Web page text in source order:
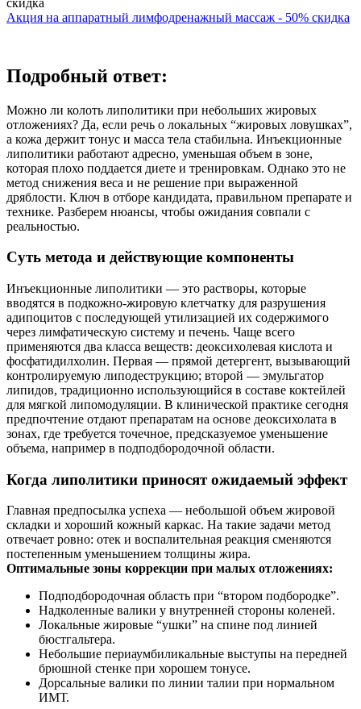
Акция на аппаратный лимфодренажный массаж - 50% скидка
Подробный ответ:
Можно ли колоть липолитики при небольших жировых
отложениях? Да, если речь о локальных “жировых ловушках”,
а кожа держит тонус и масса тела стабильна. Инъекционные
липолитики работают адресно, уменьшая объем в зоне,
которая плохо поддается диете и тренировкам. Однако это не
метод снижения веса и не решение при выраженной
дряблости. Ключ в отборе кандидата, правильном препарате и
технике. Разберем нюансы, чтобы ожидания совпали с
реальностью.
Суть метода и действующие компоненты
Инъекционные липолитики — это растворы, которые
вводятся в подкожно‑жировую клетчатку для разрушения
адипоцитов с последующей утилизацией их содержимого
через лимфатическую систему и печень. Чаще всего
применяются два класса веществ: деоксихолевая кислота и
фосфатидилхолин. Первая — прямой детергент, вызывающий
контролируемую липодеструкцию; второй — эмульгатор
липидов, традиционно использующийся в составе коктейлей
для мягкой липомодуляции. В клинической практике сегодня
предпочтение отдают препаратам на основе деоксихолата в
зонах, где требуется точечное, предсказуемое уменьшение
объема, например в подподбородочной области.
Когда липолитики приносят ожидаемый эффект
Главная предпосылка успеха — небольшой объем жировой
складки и хороший кожный каркас. На такие задачи метод
отвечает ровно: отек и воспалительная реакция сменяются
постепенным уменьшением толщины жира.
Оптимальные зоны коррекции при малых отложениях:
Подподбородочная область при “втором подбородке”.
Надколенные валики у внутренней стороны коленей.
Локальные жировые “ушки” на спине под линией
бюстгальтера.
Небольшие периаумбиликальные выступы на передней
брюшной стенке при хорошем тонусе.
Дорсальные валики по линии талии при нормальном
ИМТ.